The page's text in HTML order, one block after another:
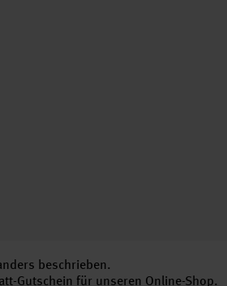
beschrieben.
Gutschein für unseren Online-Shop.